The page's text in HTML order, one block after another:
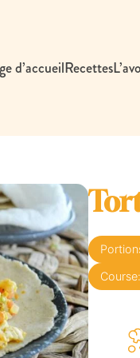
d’accueilRecettes
Course: